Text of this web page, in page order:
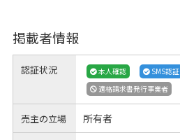
掲載者情報
認証状況 本人確認
SMS認証
適格請求書発行事業者
売主の立場 所有者